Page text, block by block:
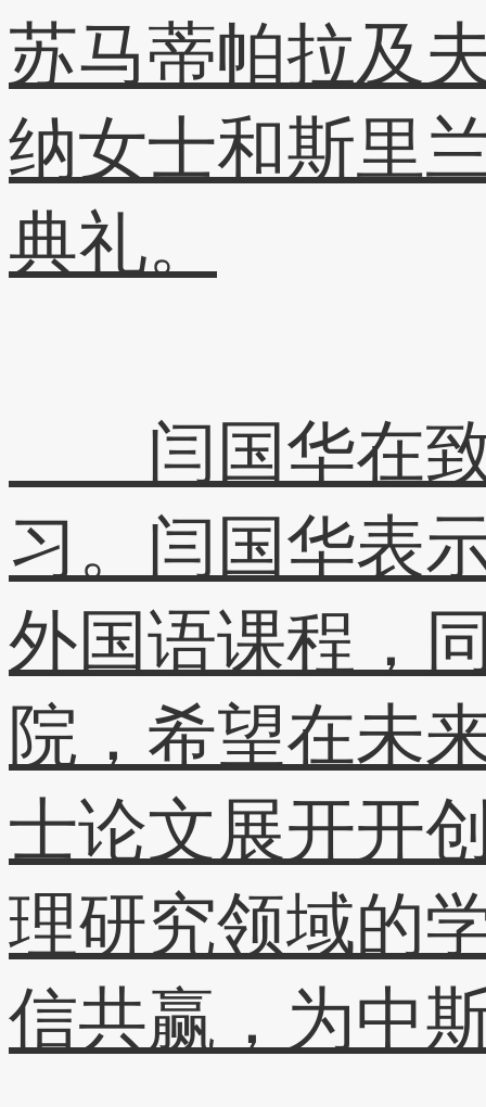
苏马蒂帕拉及
纳女士和斯里
典礼。
闫国华在致
习。闫国华表
外国语课程，
院，希望在未
士论文展开开
理研究领域的
信共赢，为中